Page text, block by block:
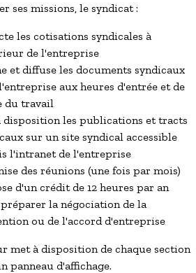
ses missions, le syndicat :
les cotisations syndicales à
de l'entreprise
et diffuse les documents syndicaux
aux heures d'entrée et de
du travail
disposition les publications et tracts
sur un site syndical accessible
l'intranet de l'entreprise
des réunions (une fois par mois)
d'un crédit de 12 heures par an
la négociation de la
ou de l'accord d'entreprise
met à disposition de chaque section
panneau d'affichage.